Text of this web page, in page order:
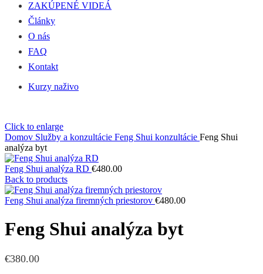
ZAKÚPENÉ VIDEÁ
Články
O nás
FAQ
Kontakt
Kurzy naživo
Click to enlarge
Domov Služby a konzultácie Feng Shui konzultácie Feng Shui
analýza byt
Feng Shui analýza RD €480.00
Back to products
Feng Shui analýza firemných priestorov €480.00
Feng Shui analýza byt
€380.00